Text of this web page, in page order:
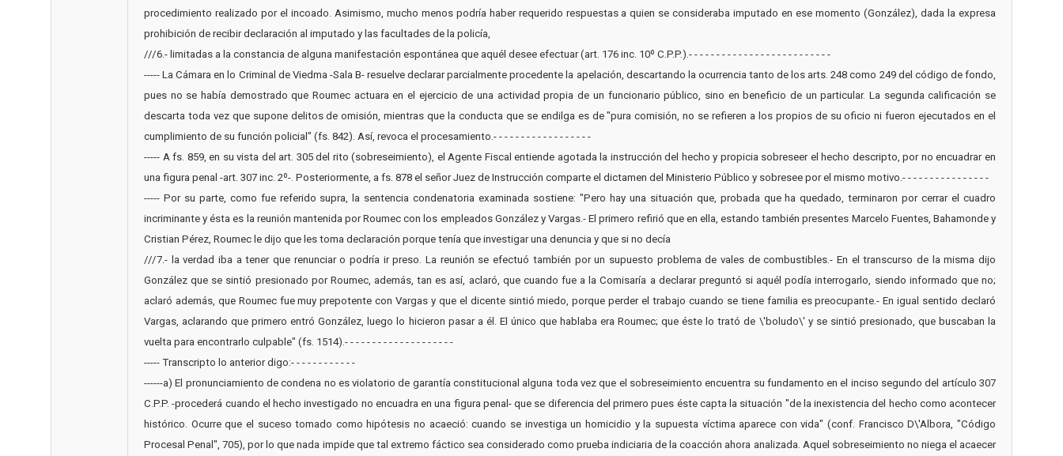
procedimiento realizado por el incoado. Asimismo, mucho menos podría haber requerido respuestas a quien se consideraba imputado en ese momento (González), dada la expresa
prohibición de recibir declaración al imputado y las facultades de la policía,
///6.- limitadas a la constancia de alguna manifestación espontánea que aquél desee efectuar (art. 176 inc. 10º C.P.P.).- - - - - - - - - - - - - - - - - - - - - - - - - -
----- La Cámara en lo Criminal de Viedma -Sala B- resuelve declarar parcialmente procedente la apelación, descartando la ocurrencia tanto de los arts. 248 como 249 del código de fondo,
pues no se había demostrado que Roumec actuara en el ejercicio de una actividad propia de un funcionario público, sino en beneficio de un particular. La segunda calificación se
descarta toda vez que supone delitos de omisión, mientras que la conducta que se endilga es de "pura comisión, no se refieren a los propios de su oficio ni fueron ejecutados en el
cumplimiento de su función policial" (fs. 842). Así, revoca el procesamiento.- - - - - - - - - - - - - - - - - -
----- A fs. 859, en su vista del art. 305 del rito (sobreseimiento), el Agente Fiscal entiende agotada la instrucción del hecho y propicia sobreseer el hecho descripto, por no encuadrar en
una figura penal -art. 307 inc. 2º-. Posteriormente, a fs. 878 el señor Juez de Instrucción comparte el dictamen del Ministerio Público y sobresee por el mismo motivo.- - - - - - - - - - - - - - - -
----- Por su parte, como fue referido supra, la sentencia condenatoria examinada sostiene: "Pero hay una situación que, probada que ha quedado, terminaron por cerrar el cuadro
incriminante y ésta es la reunión mantenida por Roumec con los empleados González y Vargas.- El primero refirió que en ella, estando también presentes Marcelo Fuentes, Bahamonde y
Cristian Pérez, Roumec le dijo que les toma declaración porque tenía que investigar una denuncia y que si no decía
///7.- la verdad iba a tener que renunciar o podría ir preso. La reunión se efectuó también por un supuesto problema de vales de combustibles.- En el transcurso de la misma dijo
González que se sintió presionado por Roumec, además, tan es así, aclaró, que cuando fue a la Comisaría a declarar preguntó si aquél podía interrogarlo, siendo informado que no;
aclaró además, que Roumec fue muy prepotente con Vargas y que el dicente sintió miedo, porque perder el trabajo cuando se tiene familia es preocupante.- En igual sentido declaró
Vargas, aclarando que primero entró González, luego lo hicieron pasar a él. El único que hablaba era Roumec; que éste lo trató de \'boludo\' y se sintió presionado, que buscaban la
vuelta para encontrarlo culpable" (fs. 1514).- - - - - - - - - - - - - - - - - - - -
----- Transcripto lo anterior digo:- - - - - - - - - - - -
------a) El pronunciamiento de condena no es violatorio de garantía constitucional alguna toda vez que el sobreseimiento encuentra su fundamento en el inciso segundo del artículo 307
C.P.P. -procederá cuando el hecho investigado no encuadra en una figura penal- que se diferencia del primero pues éste capta la situación "de la inexistencia del hecho como acontecer
histórico. Ocurre que el suceso tomado como hipótesis no acaeció: cuando se investiga un homicidio y la supuesta víctima aparece con vida" (conf. Francisco D\'Albora, "Código
Procesal Penal", 705), por lo que nada impide que tal extremo fáctico sea considerado como prueba indiciaria de la coacción ahora analizada. Aquel sobreseimiento no niega el acaecer